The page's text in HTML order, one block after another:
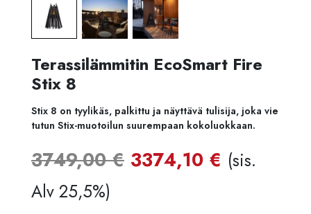
Terassilämmitin EcoSmart Fire
Stix 8
Stix 8 on tyylikäs, palkittu ja näyttävä tulisija, joka vie
tutun Stix-muotoilun suurempaan kokoluokkaan.
3749,00€ Alkuperäinen
3374,10 € (sis.
Alv 25,5%)